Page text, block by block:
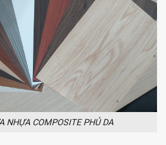
NHỰA COMPOSITE PHỦ DA